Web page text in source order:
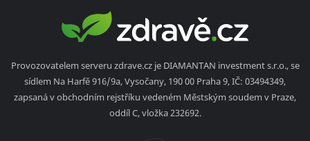
Provozovatelem serveru zdrave.cz je DIAMANTAN investment s.r.o., se
sídlem Na Harfě 916/9a, Vysočany, 190 00 Praha 9, IČ: 03494349,
zapsaná v obchodním rejstříku vedeném Městským soudem v Praze,
oddíl C, vložka 232692.